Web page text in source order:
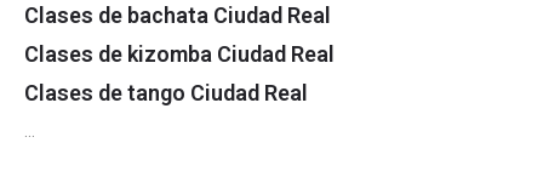
Clases de bachata Ciudad Real
Clases de kizomba Ciudad Real
Clases de tango Ciudad Real